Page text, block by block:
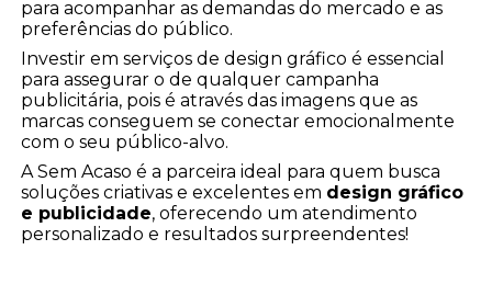
para acompanhar as demandas do mercado e as
preferências do público.
Investir em serviços de design gráfico é essencial
para assegurar o de qualquer campanha
publicitária, pois é através das imagens que as
marcas conseguem se conectar emocionalmente
com o seu público-alvo.
A Sem Acaso é a parceira ideal para quem busca
soluções criativas e excelentes em design gráfico
e publicidade, oferecendo um atendimento
personalizado e resultados surpreendentes!